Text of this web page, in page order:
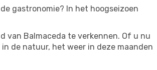
gastronomie? In het hoogseizoen
van Balmaceda te verkennen. Of u nu
de natuur, het weer in deze maanden